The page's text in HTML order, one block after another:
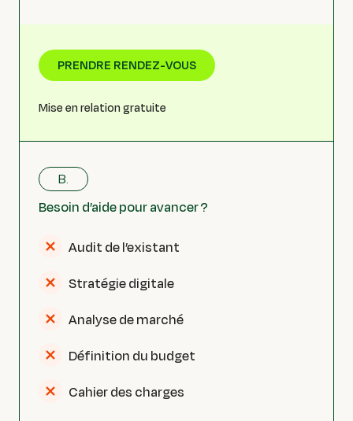
PRENDRE RENDEZ-VOUS
Mise en relation gratuite
B.
Besoin d’aide pour avancer ?
Audit de l’existant
Stratégie digitale
Analyse de marché
Définition du budget
Cahier des charges